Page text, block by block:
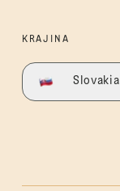
KRAJINA
Slovakia